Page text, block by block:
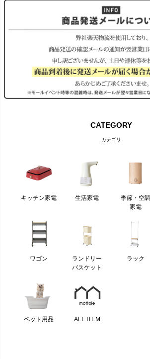
CATEGORY
カテゴリ
キッチン家電 生活家電
季節・空調
家電
ワゴン
ランドリー
バスケット
ラック
ペット用品 ALL ITEM